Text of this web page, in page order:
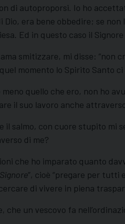
di autoproporsi. Io ho
Dio, era bene obbedire; se
Ed in questo caso il
smitizzare, mi disse: “non
momento lo Spirito Santo
meno quello che ero, non ho
il suo lavoro anche
il salmo, con cuore stupito mi
di me?
che ho imparato quanto
”, cioè “pregare per tutti
di vivere in piena
che un vescovo fa